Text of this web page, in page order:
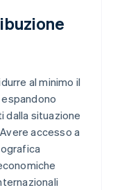
al minimo il
dalla situazione
accesso a